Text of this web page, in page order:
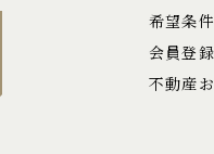
希望条
会員登
不動産